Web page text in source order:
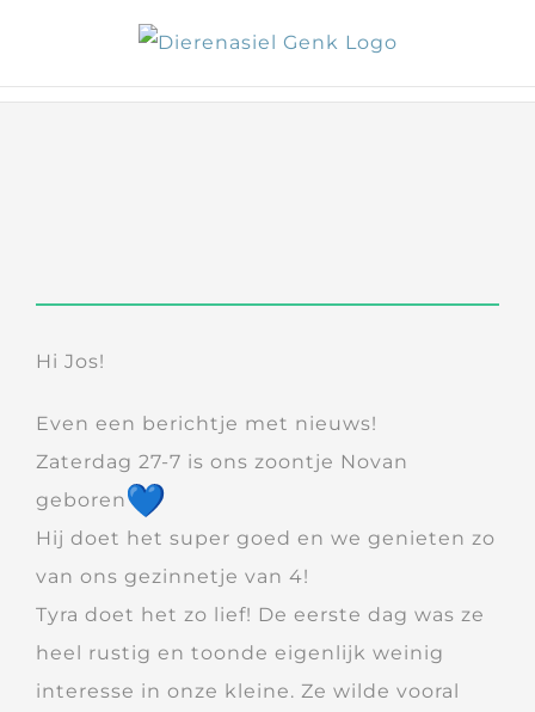
content
Hi Jos!
Even een berichtje met nieuws!
Zaterdag 27-7 is ons zoontje Novan
geboren
Hij doet het super goed en we genieten zo
van ons gezinnetje van 4!
Tyra doet het zo lief! De eerste dag was ze
heel rustig en toonde eigenlijk weinig
interesse in onze kleine. Ze wilde vooral